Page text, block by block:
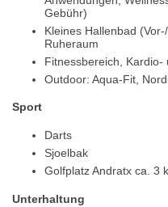
Gebühr)
Kleines Hallenbad
Ruheraum
Fitnessbereich,
Outdoor: Aqua-Fit,
Sport
Darts
Sjoelbak
Golfplatz Andratx ca. 3
Unterhaltung